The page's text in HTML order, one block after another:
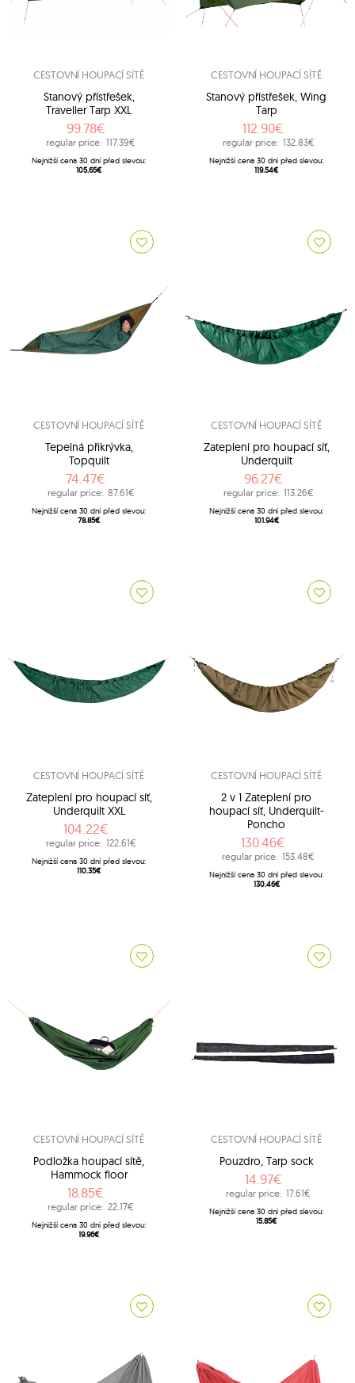
CESTOVNÍ HOUPACÍ SÍTĚ
Stanový přístřešek,
Traveller Tarp XXL
99.78€
regular price: 117.39€
Nejnižší cena 30 dní před slevou:
105.65€
CESTOVNÍ HOUPACÍ SÍTĚ
Stanový přístřešek, Wing
Tarp
112.90€
regular price: 132.83€
Nejnižší cena 30 dní před slevou:
119.54€
CESTOVNÍ HOUPACÍ SÍTĚ
Tepelná přikrývka,
Topquilt
74.47€
regular price: 87.61€
Nejnižší cena 30 dní před slevou:
78.85€
CESTOVNÍ HOUPACÍ SÍTĚ
Zateplení pro houpací síť,
Underquilt
96.27€
regular price: 113.26€
Nejnižší cena 30 dní před slevou:
101.94€
CESTOVNÍ HOUPACÍ SÍTĚ
Zateplení pro houpací síť,
Underquilt XXL
104.22€
regular price: 122.61€
Nejnižší cena 30 dní před slevou:
110.35€
CESTOVNÍ HOUPACÍ SÍTĚ
2 v 1 Zateplení pro
houpací síť, Underquilt-
Poncho
130.46€
regular price: 153.48€
Nejnižší cena 30 dní před slevou:
130.46€
CESTOVNÍ HOUPACÍ SÍTĚ
Podložka houpací sítě,
Hammock floor
18.85€
regular price: 22.17€
Nejnižší cena 30 dní před slevou:
19.96€
CESTOVNÍ HOUPACÍ SÍTĚ
Pouzdro, Tarp sock
14.97€
regular price: 17.61€
Nejnižší cena 30 dní před slevou:
15.85€